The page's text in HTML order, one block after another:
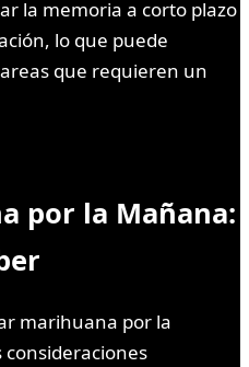
la memoria a corto plazo
lo que puede
que requieren un
por la Mañana:
marihuana por la